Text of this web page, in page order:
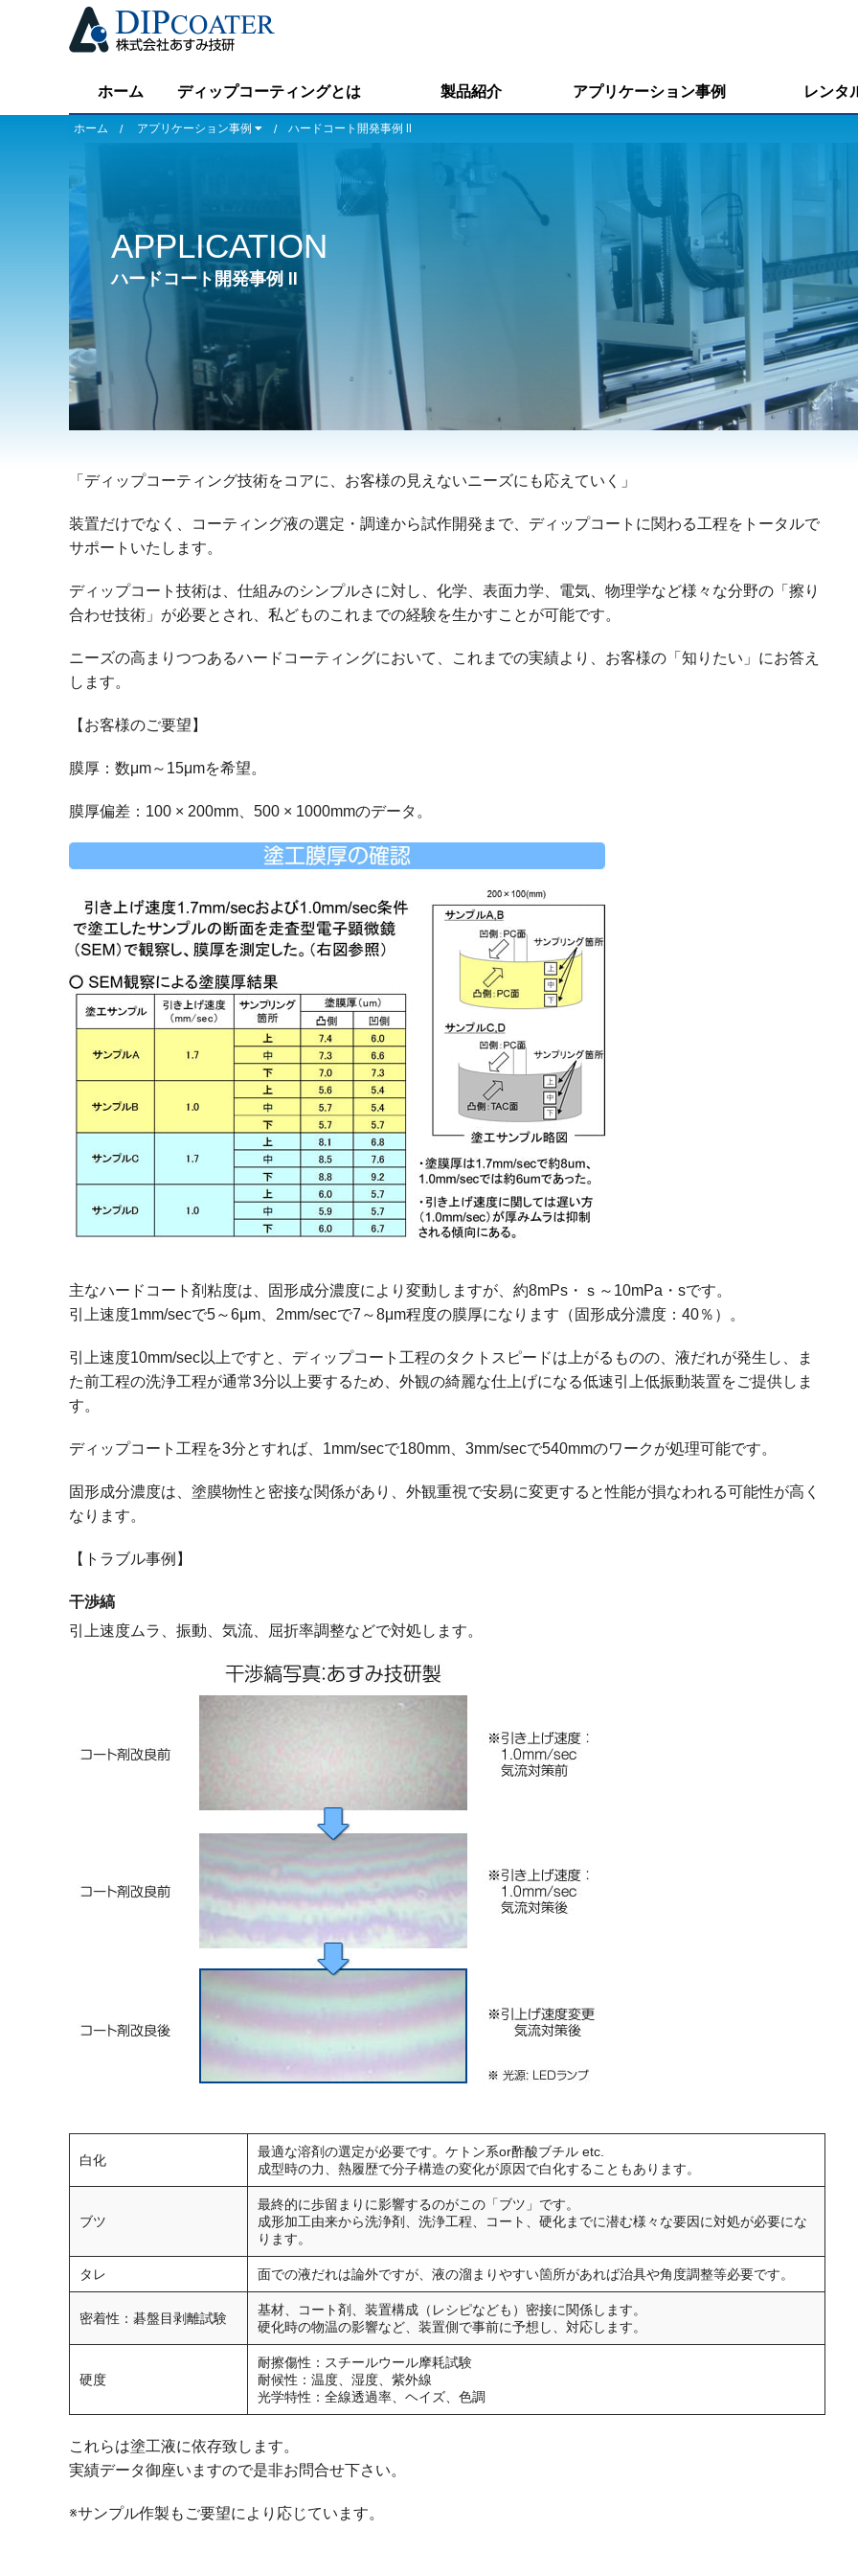
ホーム ディップコーティングとは 製品紹介 アプリケーション事例 レンタ
ホーム アプリケーション事例 ハードコート開発事例 Ⅱ
APPLICATION
ハードコート開発事例 Ⅱ
「ディップコーティング技術をコアに、お客様の見えないニーズにも応えていく」
装置だけでなく、コーティング液の選定・調達から試作開発まで、ディップコートに関わる工程をトータルで
サポートいたします。
ディップコート技術は、仕組みのシンプルさに対し、化学、表面力学、電気、物理学など様々な分野の「 擦り
合わせ技術 」が必要とされ、私どものこれまでの経験を生かすことが可能です。
ニーズの高まりつつあるハードコーティングにおいて、これまでの実績より、お客様の「知りたい」にお答え
します。
【お客様のご要望】
膜厚：数μm～15μmを希望。
膜厚偏差：100 × 200mm、500 × 1000mmのデータ。
主なハードコート剤粘度は、固形成分濃度により変動しますが、約8mPs・ｓ～10mPa・sです。
引上速度1mm/secで5～6μm、2mm/secで7～8μm程度の膜厚になります（固形成分濃度：40％）。
引上速度10mm/sec以上ですと、ディップコート工程のタクトスピードは上がるものの、液だれが発生し、ま
た前工程の洗浄工程が通常3分以上要するため、外観の綺麗な仕上げになる低速引上低振動装置をご提供しま
す。
ディップコート工程を3分とすれば、1mm/secで180mm、3mm/secで540mmのワークが処理可能です。
固形成分濃度は、塗膜物性と密接な関係があり、外観重視で安易に変更すると性能が損なわれる可能性が高く
なります。
【トラブル事例】
干渉縞
引上速度ムラ、振動、気流、屈折率調整などで対処します。
白化
最適な溶剤の選定が必要です。ケトン系or酢酸ブチル etc.
成型時の力、熱履歴で分子構造の変化が原因で白化することもあります。
ブツ
最終的に歩留まりに影響するのがこの「ブツ」です。
成形加工由来から洗浄剤、洗浄工程、コート、硬化までに潜む様々な要因に対処が必要にな
ります。
タレ 面での液だれは論外ですが、液の溜まりやすい箇所があれば治具や角度調整等必要です。
密着性：碁盤目剥離試験
基材、コート剤、装置構成（レシピなども）密接に関係します。
硬化時の物温の影響など、装置側で事前に予想し、対応します。
硬度
耐擦傷性：スチールウール摩耗試験
耐候性：温度、湿度、紫外線
光学特性：全線透過率、ヘイズ、色調
これらは塗工液に依存致します。
実績データ御座いますので是非お問合せ下さい。
※サンプル作製もご要望により応じています。